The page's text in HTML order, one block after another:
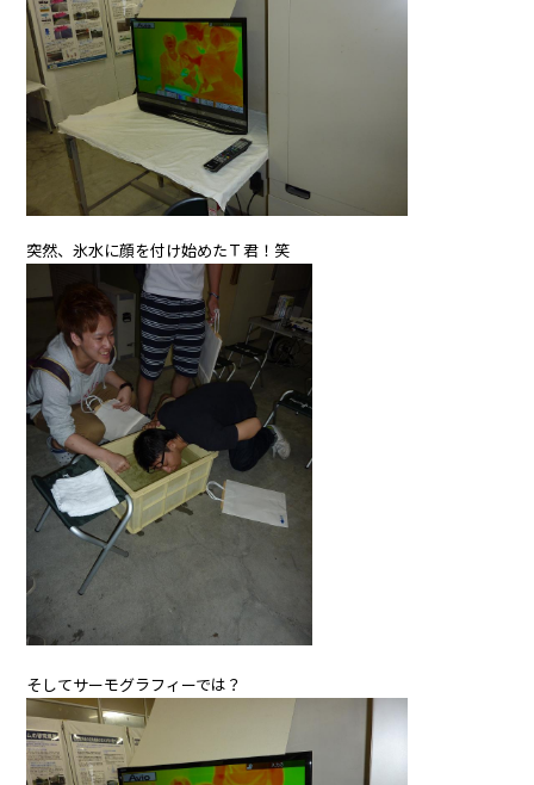
突然、氷水に顔を付け始めたＴ君！笑
そしてサーモグラフィーでは？